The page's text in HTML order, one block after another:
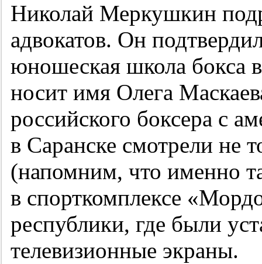
Николай Меркушкин
адвокатов. Он
юношеская школа бокса
носит имя Олега
российского боксера с
в Саранске смотрели не
(напомним, что именно
в спорткомплексе
республики, где были
телевизионные экраны.